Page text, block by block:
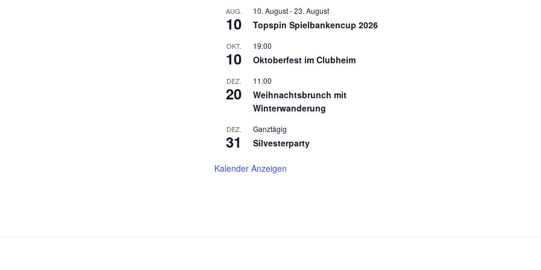
AUG.
10
10. August-23. August
Topspin Spielbankencup 2026
OKT.
10
19:00
Oktoberfest im Clubheim
DEZ.
20
11:00
Weihnachtsbrunch mit
Winterwanderung
DEZ.
31
Ganztägig
Silvesterparty
Kalender Anzeigen